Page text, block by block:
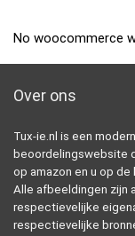
No woocommerce
Over ons
Tux-ie.nl is een
beoordelingswebsite
op amazon en u op
Alle afbeeldingen zijn
respectievelijke
respectievelijke